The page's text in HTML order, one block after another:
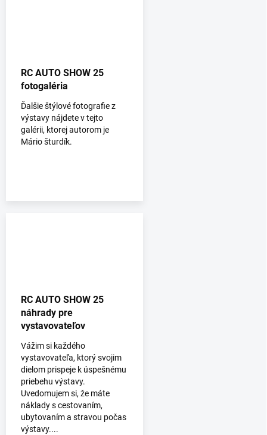
RC AUTO SHOW 25
fotogaléria
Ďalšie štýlové fotografie z
výstavy nájdete v tejto
galérii, ktorej autorom je
Mário šturdík.
RC AUTO SHOW 25
náhrady pre
vystavovateľov
Vážim si každého
vystavovateľa, ktorý svojim
dielom prispeje k úspešnému
priebehu výstavy.
Uvedomujem si, že máte
náklady s cestovaním,
ubytovaním a stravou počas
výstavy....